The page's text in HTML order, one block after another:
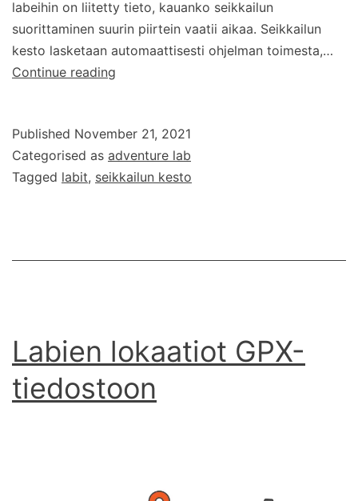
labeihin on liitetty tieto, kauanko seikkailun
suorittaminen suurin piirtein vaatii aikaa. Seikkailun
kesto lasketaan automaattisesti ohjelman toimesta,…
Continue reading
kesto
Published November 21, 2021
Categorised as adventure lab
Tagged labit, seikkailun kesto
Labien lokaatiot GPX-
tiedostoon